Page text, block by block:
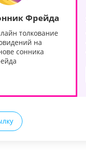
Фрейда
толкование
на
сонника